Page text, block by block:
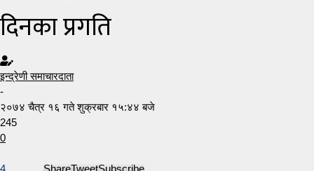
दिनका प्रगति
इन्द्रेणी समाचारदाता
-
२०७४ चैत्र १६ गते शुक्रबार १५:४४ बजे
245
0
4
ShareTweetSubscribe